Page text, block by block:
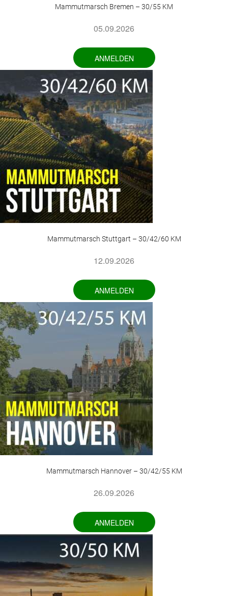
Mammutmarsch Bremen – 30/55 KM
05.09.2026
ANMELDEN
Mammutmarsch Stuttgart – 30/42/60 KM
12.09.2026
ANMELDEN
Mammutmarsch Hannover – 30/42/55 KM
26.09.2026
ANMELDEN